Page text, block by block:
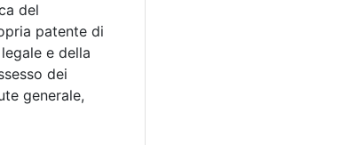
del
patente di
e della
dei
generale,